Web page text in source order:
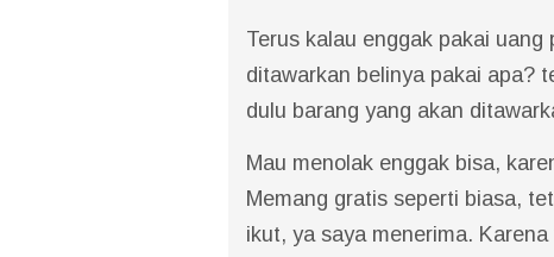
Terus kalau enggak pakai
ditawarkan belinya pakai apa?
dulu barang yang akan
Mau menolak enggak bisa,
Memang gratis seperti biasa,
ikut, ya saya menerima.